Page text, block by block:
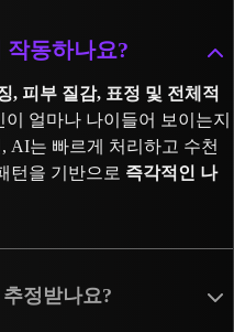
작동하나요?
, 피부 질감, 표정 및 전체적
얼마나 나이들어 보이는지
AI는 빠르게 처리하고 수천
턴을 기반으로 즉각적인 나
정받나요?